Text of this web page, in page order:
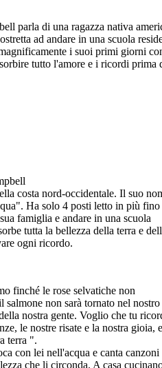
parla di una ragazza nativa
ad andare in una scuola
i suoi primi giorni
tutto l'amore e i ricordi prima
costa nord-occidentale. Il suo
Ha solo 4 posti letto in più fino
famiglia e andare in una scuola
tutta la bellezza della terra e
ogni ricordo.
finché le rose selvatiche non
salmone non sarà tornato nel
nostra gente. Voglio che tu
le nostre risate e la nostra gioia, e
terra ".
con lei nell'acqua e canta canzoni
che li circonda. A casa